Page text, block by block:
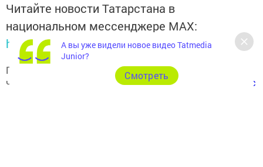
Читайте новости Татарстана в
национальном мессенджере MАХ:
https://max.ru/tatmedia
Подписывайтесь на нашTelegram-канал
читайте нас
Одноклассниках Макс
А вы уже видели новое видео Tatmedia
Junior?
Cмотреть